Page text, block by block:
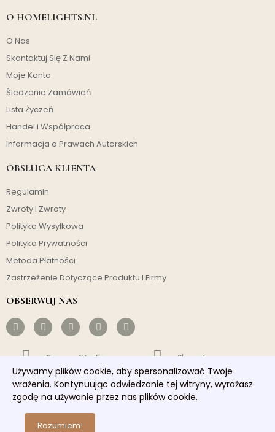
O HOMELIGHTS.NL
O Nas
Skontaktuj Się Z Nami
Moje Konto
Śledzenie Zamówień
Lista Życzeń
Handel i Współpraca
Informacja o Prawach Autorskich
OBSŁUGA KLIENTA
Regulamin
Zwroty I Zwroty
Polityka Wysyłkowa
Polityka Prywatności
Metoda Płatności
Zastrzeżenie Dotyczące Produktu I Firmy
OBSERWUJ NAS
Darmowa Wysyłka Ekonomiczny
Szybka Wysyłka Dobra Obsługa
Używamy plików cookie, aby spersonalizować Twoje
wrażenia. Kontynuując odwiedzanie tej witryny, wyrażasz
zgodę na używanie przez nas plików cookie.
Rozumiem!